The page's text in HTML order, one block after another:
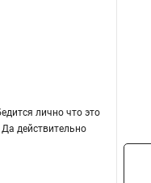
лично что это
действительно